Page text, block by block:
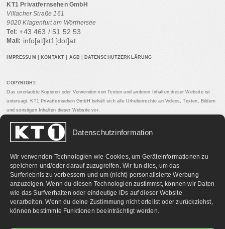
Datenschutzinformation
Wir verwenden Technologien wie Cookies, um Geräteinformationen zu
speichern und/oder darauf zuzugreifen. Wir tun dies, um das
Surferlebnis zu verbessern und um (nicht) personalisierte Werbung
anzuzeigen. Wenn du diesen Technologien zustimmst, können wir Daten
wie das Surfverhalten oder eindeutige IDs auf dieser Website
verarbeiten. Wenn du deine Zustimmung nicht erteilst oder zurückziehst,
können bestimmte Funktionen beeinträchtigt werden.
KT1 Privatfernsehen GmbH
Villacher Straße 161
9020 Klagenfurt am Wörthersee
Tel: +43 463 / 51 52 53
Mail: info[at]kt1[dot]at
IMPRESSUM KONTAKT AGB DATENSCHUTZERKLÄRUNG
COPYRIGHT:
Das unerlaubte Kopieren oder Verwenden von Texten und anderen Inhalten dieser Website ist
untersagt. KT1 Privatfernsehen GmbH behält sich alle Urheberrechte an Videos, Texten, Bildern
und sonstigen Inhalten dieser Website vor.
PARTNERLINKS: